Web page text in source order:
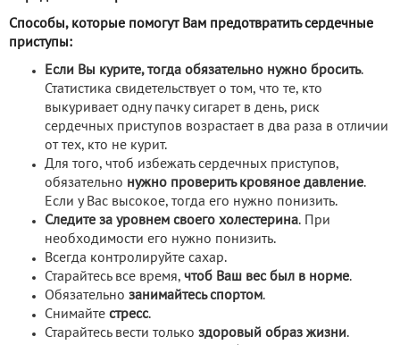
Способы, которые помогут Вам предотвратить сердечные
приступы:
Если Вы курите, тогда обязательно нужно бросить.
Статистика свидетельствует о том, что те, кто
выкуривает одну пачку сигарет в день, риск
сердечных приступов возрастает в два раза в отличии
от тех, кто не курит.
Для того, чтоб избежать сердечных приступов,
обязательно нужно проверить кровяное давление.
Если у Вас высокое, тогда его нужно понизить.
Следите за уровнем своего холестерина. При
необходимости его нужно понизить.
Всегда контролируйте сахар.
Старайтесь все время, чтоб Ваш вес был в норме.
Обязательно занимайтесь спортом.
Снимайте стресс.
Старайтесь вести только здоровый образ жизни.